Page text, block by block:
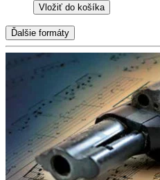
Vložiť do košíka
Ďalšie formáty